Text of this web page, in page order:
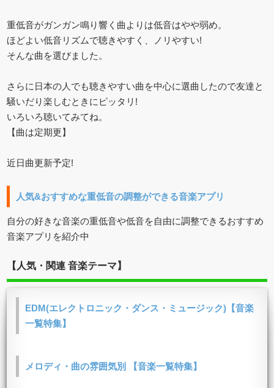
重低音がガンガン鳴り響く曲よりは低音はやや弱め。
ほどよい低音リズムで聴きやすく、ノリやすい!
そんな曲を選びました。
さらに日本の人でも聴きやすい曲を中心に選曲したので友達と
騒いだり楽しむときにピッタリ!
いろいろ聴いてみてね。
【曲は定期更】
近日曲更新予定!
人気&おすすめな重低音の調整ができる音楽アプリ
自分の好きな音楽の重低音や低音を自由に調整できるおすすめ
音楽アプリを紹介中
【人気・関連 音楽テーマ】
EDM(エレクトロニック・ダンス・ミュージック)【音楽
一覧特集】
メロディ・曲の雰囲気別 【音楽一覧特集】